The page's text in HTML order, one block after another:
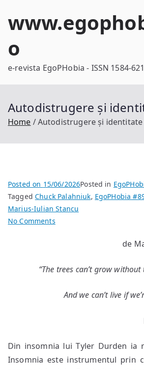
o
e-revista EgoPHobia - ISSN 1584-
Autodistrugere și
Home Autodistrugere și identitate
Posted on 15/06/2026Posted in
TaggedChuck Palahniuk, EgoPHobia
Marius-Iulian Stancu
No Commentson
de
“The trees can’t grow
And we can’t live if
Din insomnia lui Tyler Durden ia
Insomnia este instrumentul prin